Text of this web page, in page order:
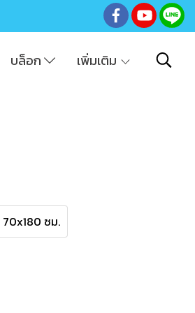
บล็อก เพิ่มเติม
70x180 ซม.